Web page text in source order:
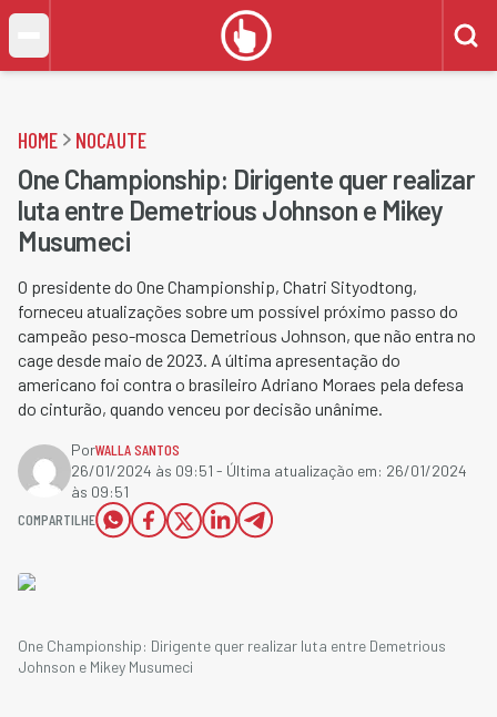
HOME NOCAUTE
One Championship: Dirigente quer realizar
luta entre Demetrious Johnson e Mikey
Musumeci
O presidente do One Championship, Chatri Sityodtong,
forneceu atualizações sobre um possível próximo passo do
campeão peso-mosca Demetrious Johnson, que não entra no
cage desde maio de 2023. A última apresentação do
americano foi contra o brasileiro Adriano Moraes pela defesa
do cinturão, quando venceu por decisão unânime.
PorWALLA SANTOS
26/01/2024 às 09:51 - Última atualização em: 26/01/2024
às 09:51
COMPARTILHE
One Championship: Dirigente quer realizar luta entre Demetrious
Johnson e Mikey Musumeci